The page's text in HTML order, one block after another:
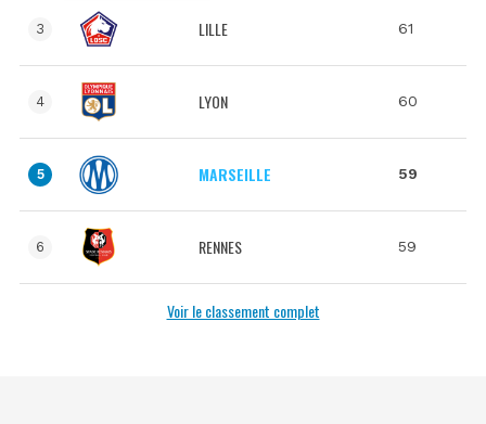
3 LILLE 61
4 LYON 60
5 MARSEILLE 59
6 RENNES 59
Voir le classement complet